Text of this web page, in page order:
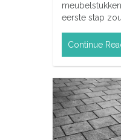
eerste stap zou…
Continue